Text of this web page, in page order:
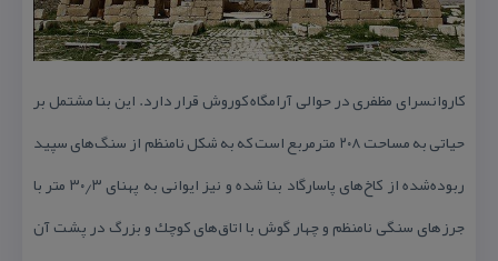
كاروانسرای مظفری در حوالی آرامگاه كوروش قرار دارد. این بنا مشتمل بر
حیاتی به مساحت ۲۰۸ مترمربع است كه به شكل نامنظم از سنگ‌های سپید
ربوده‌شده از كاخ‌های پاسارگاد بنا شده و نیز ایوانی به پهنای ۳۰٫۳ متر با
جرزهای سنگی نامنظم و چهار گوش با اتاق‌های كوچك و بزرگ در پشت آن